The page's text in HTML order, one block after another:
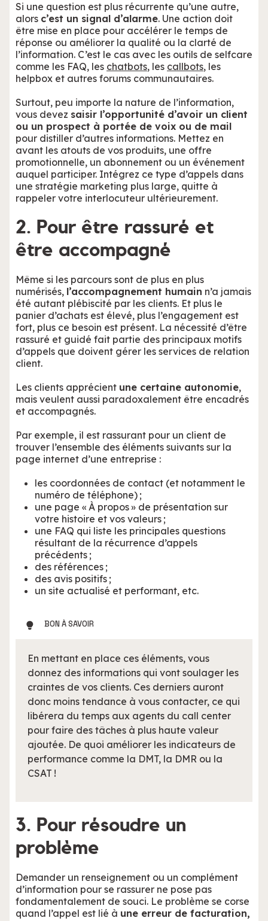
Si une question est plus récurrente qu’une autre,
alors c’est un signal d’alarme. Une action doit
être mise en place pour accélérer le temps de
réponse ou améliorer la qualité ou la clarté de
l’information. C’est le cas avec les outils de selfcare
comme les FAQ, les chatbots, les callbots, les
helpbox et autres forums communautaires.
Surtout, peu importe la nature de l’information,
vous devez saisir l’opportunité d’avoir un client
ou un prospect à portée de voix ou de mail
pour distiller d’autres informations. Mettez en
avant les atouts de vos produits, une offre
promotionnelle, un abonnement ou un événement
auquel participer. Intégrez ce type d’appels dans
une stratégie marketing plus large, quitte à
rappeler votre interlocuteur ultérieurement.
2. Pour être rassuré et
être accompagné
Même si les parcours sont de plus en plus
numérisés, l’accompagnement humain n’a jamais
été autant plébiscité par les clients. Et plus le
panier d’achats est élevé, plus l’engagement est
fort, plus ce besoin est présent. La nécessité d’être
rassuré et guidé fait partie des principaux motifs
d’appels que doivent gérer les services de relation
client.
Les clients apprécient une certaine autonomie,
mais veulent aussi paradoxalement être encadrés
et accompagnés.
Par exemple, il est rassurant pour un client de
trouver l’ensemble des éléments suivants sur la
page internet d’une entreprise :
les coordonnées de contact (et notamment le
numéro de téléphone) ;
une page « À propos » de présentation sur
votre histoire et vos valeurs ;
une FAQ qui liste les principales questions
résultant de la récurrence d’appels
précédents ;
des références ;
des avis positifs ;
un site actualisé et performant, etc.
BON À SAVOIR
En mettant en place ces éléments, vous
donnez des informations qui vont soulager les
craintes de vos clients. Ces derniers auront
donc moins tendance à vous contacter, ce qui
libérera du temps aux agents du call center
pour faire des tâches à plus haute valeur
ajoutée. De quoi améliorer les indicateurs de
performance comme la DMT, la DMR ou la
CSAT !
3. Pour résoudre un
problème
Demander un renseignement ou un complément
d’information pour se rassurer ne pose pas
fondamentalement de souci. Le problème se corse
quand l’appel est lié à une erreur de facturation,